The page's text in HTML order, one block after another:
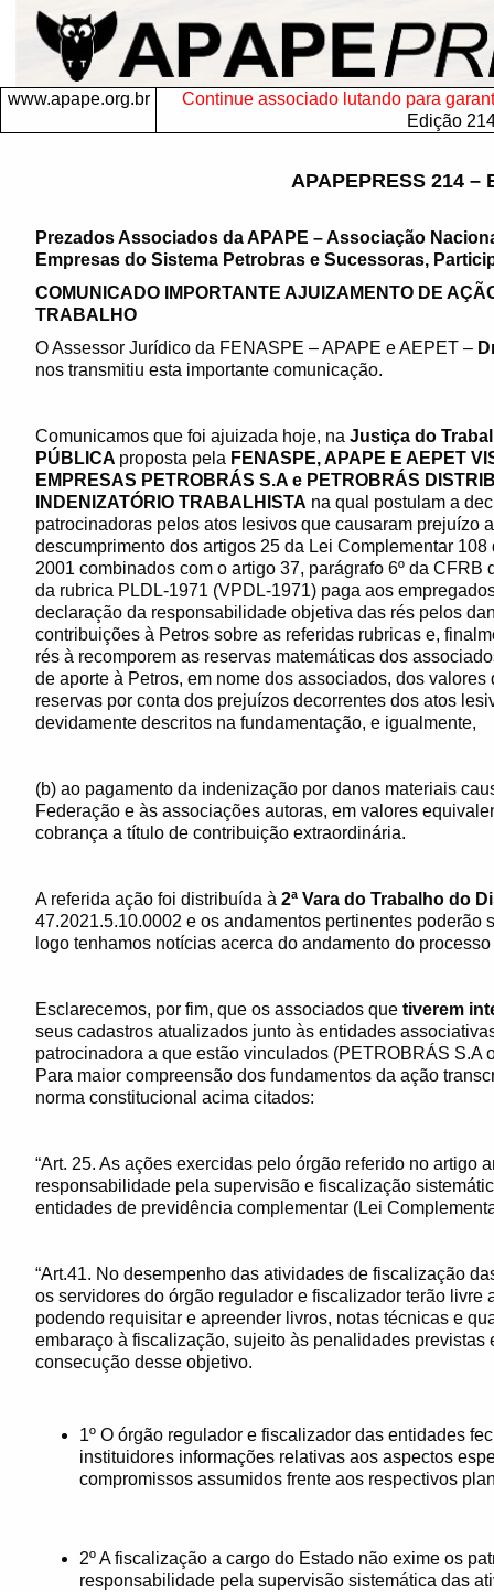
www.apape.org.br
Continue associado lutando para
Edição
APAPEPRESS 214 –
Prezados Associados da APAPE – Associação
Empresas do Sistema Petrobras e Sucessoras,
COMUNICADO IMPORTANTE AJUIZAMENTO DE
TRABALHO
O Assessor Jurídico da FENASPE – APAPE e AEPET –
nos transmitiu esta importante comunicação.
Comunicamos que foi ajuizada hoje, na Justiça do
PÚBLICA proposta pela FENASPE, APAPE E AEPET
EMPRESAS PETROBRÁS S.A e PETROBRÁS
INDENIZATÓRIO TRABALHISTA na qual postulam a
patrocinadoras pelos atos lesivos que causaram prejuízo
descumprimento dos artigos 25 da Lei Complementar
2001 combinados com o artigo 37, parágrafo 6º da
da rubrica PLDL-1971 (VPDL-1971) paga aos
declaração da responsabilidade objetiva das rés pelos
contribuições à Petros sobre as referidas rubricas e,
rés à recomporem as reservas matemáticas dos
de aporte à Petros, em nome dos associados, dos
reservas por conta dos prejuízos decorrentes dos atos
devidamente descritos na fundamentação, e igualmente,
(b) ao pagamento da indenização por danos materiais
Federação e às associações autoras, em valores
cobrança a título de contribuição extraordinária.
A referida ação foi distribuída à 2ª Vara do Trabalho do
47.2021.5.10.0002 e os andamentos pertinentes poderão
logo tenhamos notícias acerca do andamento do
Esclarecemos, por fim, que os associados que tiverem
seus cadastros atualizados junto às entidades
patrocinadora a que estão vinculados (PETROBRÁS S.A
Para maior compreensão dos fundamentos da ação
norma constitucional acima citados:
“Art. 25. As ações exercidas pelo órgão referido no artigo
responsabilidade pela supervisão e fiscalização
entidades de previdência complementar (Lei
“Art.41. No desempenho das atividades de fiscalização
os servidores do órgão regulador e fiscalizador terão livre
podendo requisitar e apreender livros, notas técnicas e
embaraço à fiscalização, sujeito às penalidades
consecução desse objetivo.
1º O órgão regulador e fiscalizador das entidades
instituidores informações relativas aos aspectos
compromissos assumidos frente aos respectivos
2º A fiscalização a cargo do Estado não exime os
responsabilidade pela supervisão sistemática das